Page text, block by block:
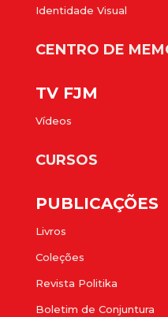
Identidade Visual
CENTRO DE
TV FJM
Vídeos
CURSOS
PUBLICAÇÕES
Livros
Coleções
Revista Politika
Boletim de Conjuntura